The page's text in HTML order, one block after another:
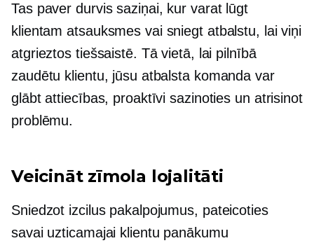
Tas paver durvis saziņai, kur varat lūgt
klientam atsauksmes vai sniegt atbalstu, lai viņi
atgrieztos tiešsaistē. Tā vietā, lai pilnībā
zaudētu klientu, jūsu atbalsta komanda var
glābt attiecības, proaktīvi sazinoties un atrisinot
problēmu.
Veicināt zīmola lojalitāti
Sniedzot izcilus pakalpojumus, pateicoties
savai uzticamajai klientu panākumu